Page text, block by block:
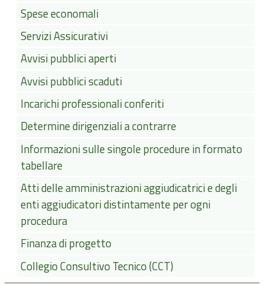
Spese economali
Servizi Assicurativi
Avvisi pubblici aperti
Avvisi pubblici scaduti
Incarichi professionali conferiti
Determine dirigenziali a contrarre
Informazioni sulle singole procedure in formato
tabellare
Atti delle amministrazioni aggiudicatrici e degli
enti aggiudicatori distintamente per ogni
procedura
Finanza di progetto
Collegio Consultivo Tecnico (CCT)